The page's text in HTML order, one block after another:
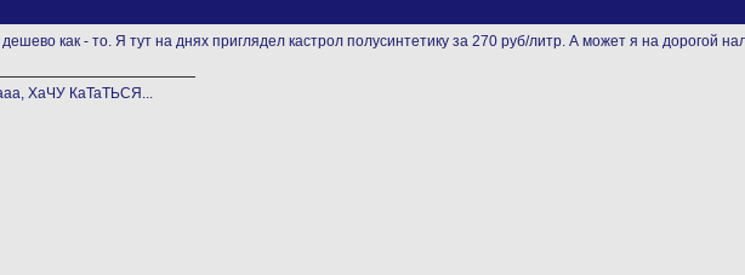
как - то. Я тут на днях приглядел кастрол полусинтетику за 270 руб/литр. А может я на дорогой
ХаЧУ КаТаТЬСЯ...